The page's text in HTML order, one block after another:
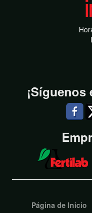
¡Síguenos
Página de Inicio